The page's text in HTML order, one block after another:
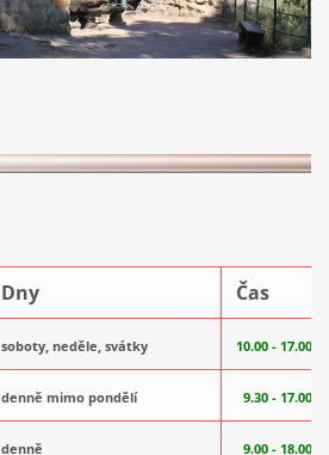
Dny Čas
soboty, neděle, svátky 10.00 - 17.00
denně mimo pondělí 9.30 - 17.00
denně 9.00 - 18.00